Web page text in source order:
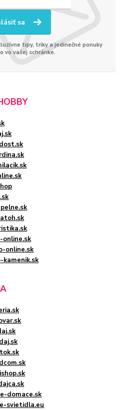
sa
tipy, triky a jedinečné ponuky
vo vašej schránke.
online.sk
domace.sk
svietidla.eu